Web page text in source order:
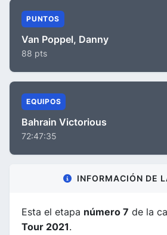
PUNTOS
Van Poppel, Danny
88 pts
EQUIPOS
Bahrain Victorious
72:47:35
INFORMACIÓN DE
Esta el etapa número 7 de la
Tour 2021.